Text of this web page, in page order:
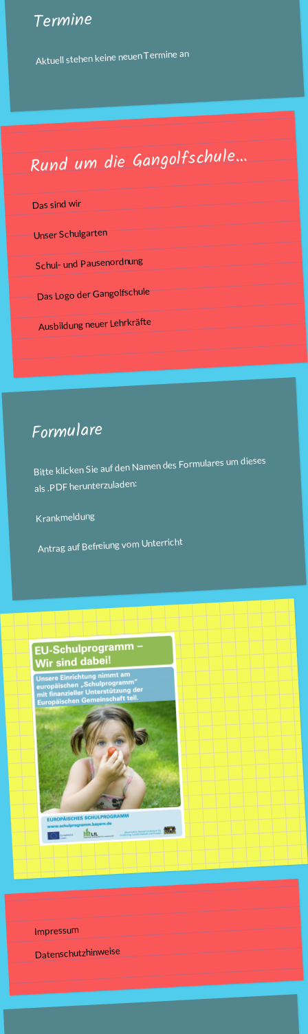
Termine
Aktuell stehen keine neuen Termine an
Rund um die Gangolfschule…
Das sind wir
Unser Schulgarten
Schul- und Pausenordnung
Das Logo der Gangolfschule
Ausbildung neuer Lehrkräfte
Formulare
Bitte klicken Sie auf den Namen des Formulares um dieses
als .PDF herunterzuladen:
Krankmeldung
Antrag auf Befreiung vom Unterricht
Impressum
Datenschutzhinweise